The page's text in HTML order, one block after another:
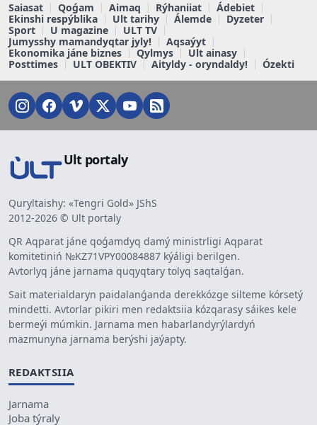
Saiasat Qoǵam Aimaq Rýhaniiat
Ádebiet
Ekinshi respýblika
Ult tarihy Álemde
Dyzeter
Sport
U magazine
ULT TV
Jumysshy mamandyqtar jyly!
Aqsaýyt
Ekonomika jáne biznes
Qylmys
Ult ainasy
Posttimes
ULT OBEKTIV Aityldy - oryndaldy! Ózekti
Ult portaly
Quryltaishy: «Tengri Gold» JShS
2012-2026 © Ult portaly
QR Aqparat jáne qoǵamdyq damý ministrligi Aqparat
komitetiniń №KZ71VPY00084887 kýáligi berilgen.
Avtorlyq jáne jarnama quqyqtary tolyq saqtalǵan.
Sait materialdaryn paidalanǵanda derekkózge silteme kórsetý
mindetti. Avtorlar pikiri men redaktsiia kózqarasy sáikes kele
bermeýi múmkin. Jarnama men habarlandyrýlardyń
mazmunyna jarnama berýshi jaýapty.
REDAKTSIIA
Jarnama
Joba týraly